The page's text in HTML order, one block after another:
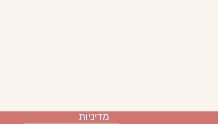
מדיניות